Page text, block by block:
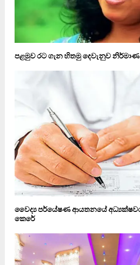
පළමුව රට ගැන හිතමු දෙවැනුව නිර්මාණ
වෛද්‍ය පර්යේෂණ ආයතනයේ
කෙරේ